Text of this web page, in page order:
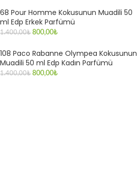
68 Pour Homme Kokusunun Muadili 50
ml Edp Erkek Parfümü
1.400,00₺ 800,00₺
108 Paco Rabanne Olympea Kokusunun
Muadili 50 ml Edp Kadın Parfümü
1.400,00₺ 800,00₺